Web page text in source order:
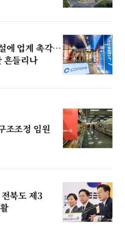
에 업계 촉각…
흔들리나
조조정 임원
북도 제3